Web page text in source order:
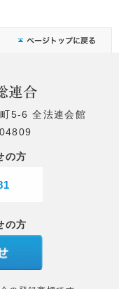
5-6 全法連会館
の方
の方